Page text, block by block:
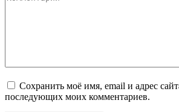
Сохранить моё имя, email и адрес
последующих моих комментариев.